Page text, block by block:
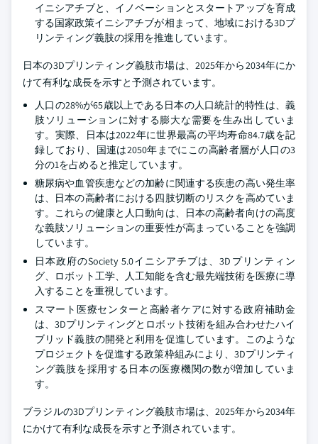
イニシアチブと、イノベーションとスタートアップを育成
する国家政策イニシアチブが相まって、地域における3Dプ
リンティング義肢の採用を推進しています。
日本の3Dプリンティング義肢市場は、2025年から2034年にか
けて有利な成長を示すと予測されています。
人口の28%が65歳以上である日本の人口統計的特性は、義
肢ソリューションに対する膨大な需要を生み出していま
す。実際、日本は2022年に世界最高の平均寿命84.7歳を記
録しており、国連は2050年までにこの高齢者層が人口の3
分の1を占めると推定しています。
糖尿病や血管疾患などの加齢に関連する疾患の高い発生率
は、日本の高齢者における四肢切断のリスクを高めていま
す。これらの健康と人口動向は、日本の高齢者向けの高度
な義肢ソリューションの重要性が高まっていることを強調
しています。
日本政府のSociety 5.0イニシアチブは、3Dプリンティン
グ、ロボット工学、人工知能を含む最先端技術を医療に導
入することを重視しています。
スマート医療センターと高齢者ケアに対する政府補助金
は、3Dプリンティングとロボット技術を組み合わせたハイ
ブリッド義肢の開発と利用を促進しています。このような
プロジェクトを促進する政策枠組みにより、3Dプリンティ
ング義肢を採用する日本の医療機関の数が増加していま
す。
ブラジルの3Dプリンティング義肢市場は、2025年から2034年
にかけて有利な成長を示すと予測されています。